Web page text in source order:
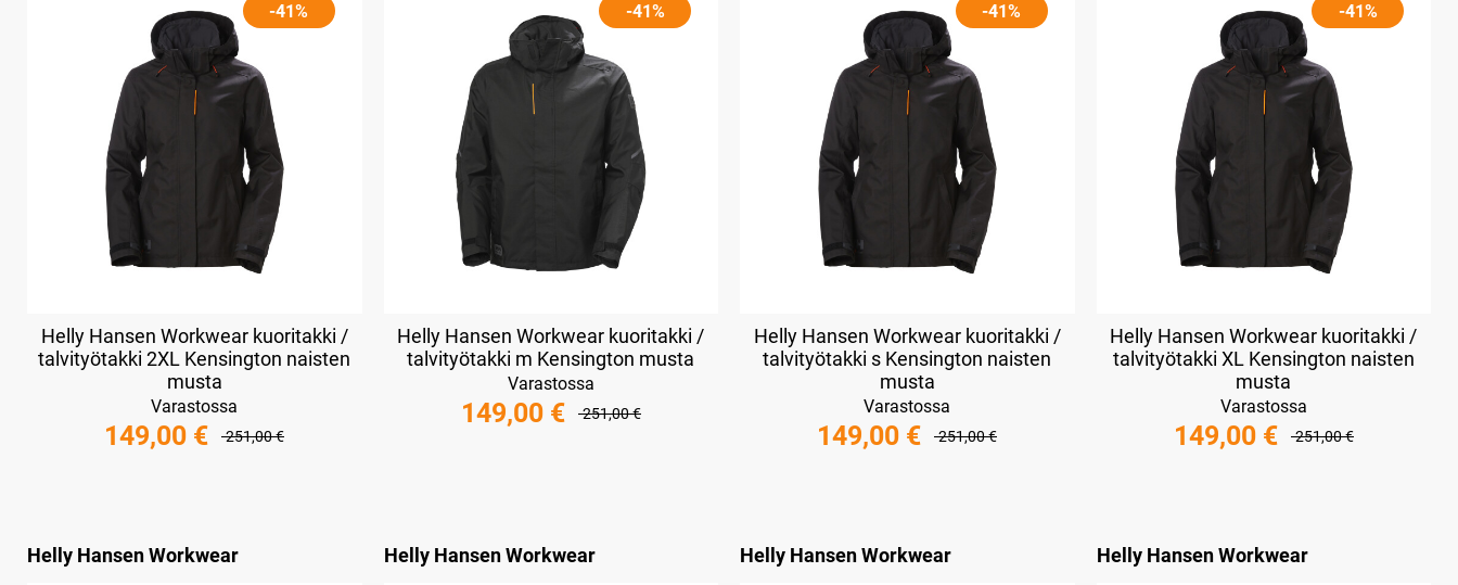
-41%
Helly Hansen Workwear kuoritakki /
talvityötakki 2XL Kensington naisten
musta
Varastossa
149,00 € 251,00 €
-41%
Helly Hansen Workwear kuoritakki /
talvityötakki m Kensington musta
Varastossa
149,00 € 251,00 €
-41%
Helly Hansen Workwear kuoritakki /
talvityötakki s Kensington naisten
musta
Varastossa
149,00 € 251,00 €
-41%
Helly Hansen Workwear kuoritakki /
talvityötakki XL Kensington naisten
musta
Varastossa
149,00 € 251,00 €
Helly Hansen Workwear Helly Hansen Workwear Helly Hansen Workwear Helly Hansen Workwear